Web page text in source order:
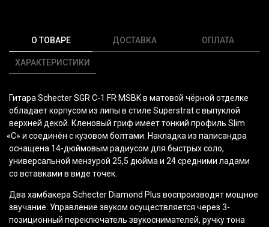
О ТОВАРЕ
ХАРАКТЕРИСТИКИ
ДОСТАВКА ОПЛАТА
Гитара Schecter SGR C-1 FR MSBK в матовой чёрной отделке
обладает корпусом из липы в стиле Superstrat с выпуклой
верхней декой. Кленовый гриф имеет тонкий профиль Slim
«C» и соединён с кузовом болтами. Накладка из палисандра
оснащена 14-дюймовым радиусом для быстрых соло,
универсальной мензурой 25,5 дюйма и 24 средними ладами
со вставками в виде точек.
Два хамбакера Schecter Diamond Plus воспроизводят мощное
звучание. Управление звуком осуществляется через 3-
позиционный переключатель звукоснимателей, ручку тона